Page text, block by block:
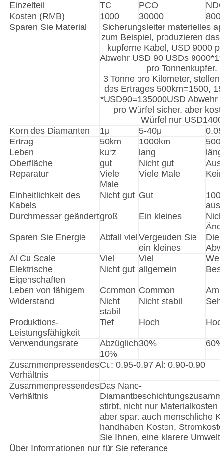
Einzelteil TC PCO
Kosten (RMB)
1000 30000
Sparen Sie Material
Sicherungsleiter materielles
zum Beispiel, produzieren
kupferne Kabel, USD 9000
Abwehr USD 90 USDs
pro Tonnenkupfer.
3 Tonne pro Kilometer,
des Ertrages 500km=1500,
*USD90=135000USD
pro Würfel sicher, aber
Würfel nur
Korn des Diamanten
1μ 5-40μ
Ertrag
50km 1000km
Leben
kurz lang
Oberfläche
gut Nicht gut
Reparatur
Viele
Male
Viele Male
Einheitlichkeit des
Kabels
Nicht gut Gut
Durchmesser geändertgroß Ein kleines
Sparen Sie Energie
Abfall viel Vergeuden Sie
ein kleines
Al Cu Scale
Viel Viel
Elektrische
Eigenschaften
Nicht gut allgemein
Leben von fähigem Common Common
Widerstand
Nicht
stabil
Nicht stabil
Produktions-
Leistungsfähigkeit
Tief Hoch
Verwendungsrate
Abzüglich
10%
30%
Zusammenpressendes
Verhältnis
Cu: 0.95-0.97 Al: 0.90-0.90
Zusammenpressendes
Verhältnis
Das Nano-
stirbt, nicht nur
aber spart auch menschliche
handhaben Kosten,
Sie Ihnen, eine klarere
Über Informationen nur für Sie referance